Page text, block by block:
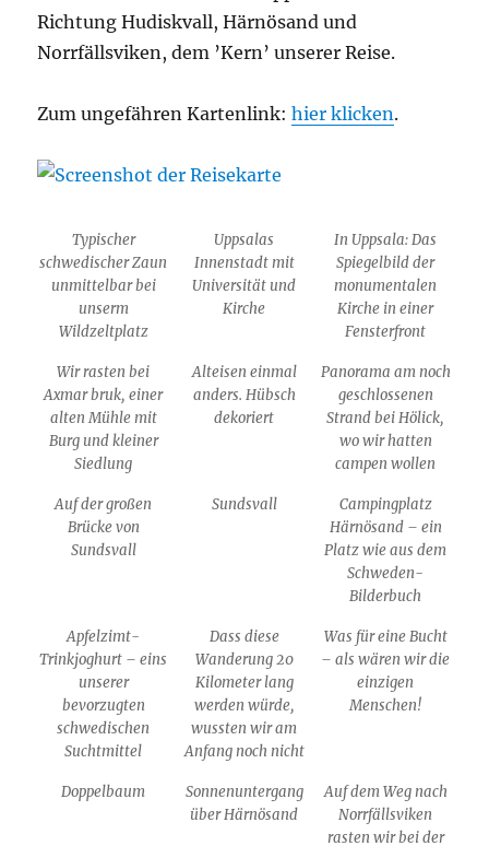
Richtung Hudiskvall, Härnösand und
Norrfällsviken, dem ’Kern’ unserer Reise.
Zum ungefähren Kartenlink:hier klicken.
Typischer
schwedischer Zaun
unmittelbar bei
unserm
Wildzeltplatz
Uppsalas
Innenstadt mit
Universität und
Kirche
In Uppsala: Das
Spiegelbild der
monumentalen
Kirche in einer
Fensterfront
Wir rasten bei
Axmar bruk, einer
alten Mühle mit
Burg und kleiner
Siedlung
Alteisen einmal
anders. Hübsch
dekoriert
Panorama am noch
geschlossenen
Strand bei Hölick,
wo wir hatten
campen wollen
Auf der großen
Brücke von
Sundsvall
Sundsvall
Campingplatz
Härnösand – ein
Platz wie aus dem
Schweden-
Bilderbuch
Apfelzimt-
Trinkjoghurt – eins
unserer
bevorzugten
schwedischen
Suchtmittel
Dass diese
Wanderung 20
Kilometer lang
werden würde,
wussten wir am
Anfang noch nicht
Was für eine Bucht
– als wären wir die
einzigen
Menschen!
Doppelbaum
Sonnenuntergang
über Härnösand
Auf dem Weg nach
Norrfällsviken
rasten wir bei der